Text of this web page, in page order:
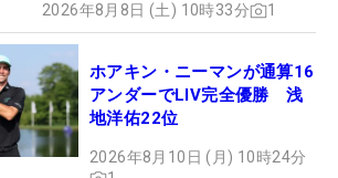
2026年8月8日 (土) 10時33分 1
ホアキン・ニーマンが通算16
アンダーでLIV完全優勝 浅
地洋佑22位
2026年8月10日 (月) 10時24分